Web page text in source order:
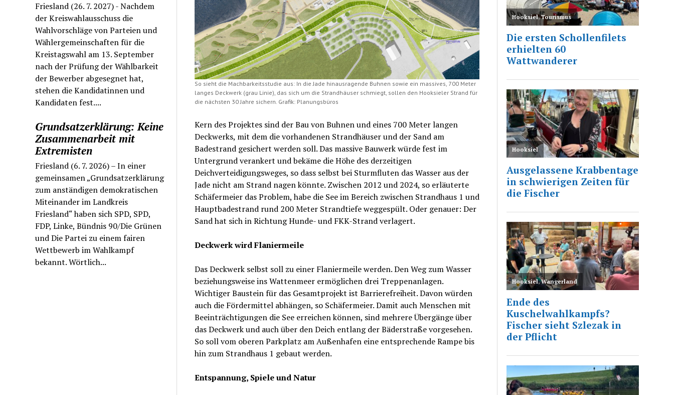
Friesland (26. 7. 2027) - Nachdem
der Kreiswahlausschuss die
Wahlvorschläge von Parteien und
Wählergemeinschaften für die
Kreistagswahl am 13. September
nach der Prüfung der Wählbarkeit
der Bewerber abgesegnet hat,
stehen die Kandidatinnen und
Kandidaten fest....
Grundsatzerklärung: Keine
Zusammenarbeit mit
Extremisten
Friesland (6. 7. 2026) – In einer
gemeinsamen „Grundsatzerklärung
zum anständigen demokratischen
Miteinander im Landkreis
Friesland“ haben sich SPD, SPD,
FDP, Linke, Bündnis 90/Die Grünen
und Die Partei zu einem fairen
Wettbewerb im Wahlkampf
bekannt. Wörtlich...
So sieht die Machbarkeitsstudie aus: In die Jade hinausragende Buhnen sowie ein massives, 700 Meter
langes Deckwerk (grau Linie), das sich um die Strandhäuser schmiegt, sollen den Hooksieler Strand für
die nächsten 30 Jahre sichern. Grafik: Planungsbüros
Kern des Projektes sind der Bau von Buhnen und eines 700 Meter langen
Deckwerks, mit dem die vorhandenen Strandhäuser und der Sand am
Badestrand gesichert werden soll. Das massive Bauwerk würde fest im
Untergrund verankert und bekäme die Höhe des derzeitigen
Deichverteidigungsweges, so dass selbst bei Sturmfluten das Wasser aus der
Jade nicht am Strand nagen könnte. Zwischen 2012 und 2024, so erläuterte
Schäfermeier das Problem, habe die See im Bereich zwischen Strandhaus 1 und
Hauptbadestrand rund 200 Meter Strandtiefe weggespült. Oder genauer: Der
Sand hat sich in Richtung Hunde- und FKK-Strand verlagert.
Deckwerk wird Flaniermeile
Das Deckwerk selbst soll zu einer Flaniermeile werden. Den Weg zum Wasser
beziehungsweise ins Wattenmeer ermöglichen drei Treppenanlagen.
Wichtiger Baustein für das Gesamtprojekt ist Barrierefreiheit. Davon würden
auch die Fördermittel abhängen, so Schäfermeier. Damit auch Menschen mit
Beeinträchtigungen die See erreichen können, sind mehrere Übergänge über
das Deckwerk und auch über den Deich entlang der Bäderstraße vorgesehen.
So soll vom oberen Parkplatz am Außenhafen eine entsprechende Rampe bis
hin zum Strandhaus 1 gebaut werden.
Entspannung, Spiele und Natur